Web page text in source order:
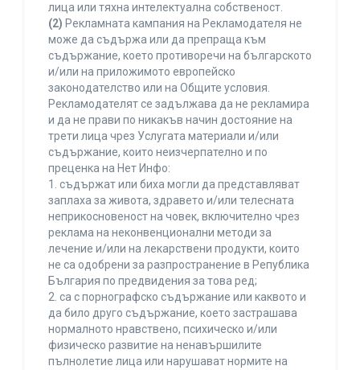
лица или тяхна интелектуална собственост.
(2) Рекламната кампания на Рекламодателя не
може да съдържа или да препраща към
съдържание, което противоречи на българското
и/или на приложимото европейско
законодателство или на Общите условия.
Рекламодателят се задължава да не рекламира
и да не прави по никакъв начин достояние на
трети лица чрез Услугата материали и/или
съдържание, които неизчерпателно и по
преценка на Нет Инфо:
1. съдържат или биха могли да представляват
заплаха за живота, здравето и/или телесната
неприкосновеност на човек, включително чрез
реклама на неконвенционални методи за
лечение и/или на лекарствени продукти, които
не са одобрени за разпространение в Република
България по предвидения за това ред;
2. са с порнографско съдържание или каквото и
да било друго съдържание, което застрашава
нормалното нравствено, психическо и/или
физическо развитие на ненавършилите
пълнолетие лица или нарушават нормите на